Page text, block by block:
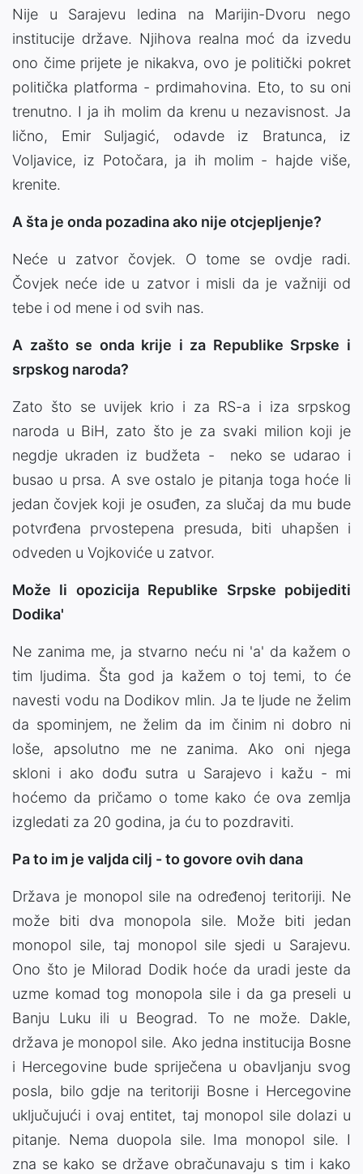
Nije u Sarajevu ledina na Marijin-Dvoru nego
institucije države. Njihova realna moć da izvedu
ono čime prijete je nikakva, ovo je politički pokret
politička platforma - prdimahovina. Eto, to su oni
trenutno. I ja ih molim da krenu u nezavisnost. Ja
lično, Emir Suljagić, odavde iz Bratunca, iz
Voljavice, iz Potočara, ja ih molim - hajde više,
krenite.
A šta je onda pozadina ako nije otcjepljenje?
Neće u zatvor čovjek. O tome se ovdje radi.
Čovjek neće ide u zatvor i misli da je važniji od
tebe i od mene i od svih nas.
A zašto se onda krije i za Republike Srpske i
srpskog naroda?
Zato što se uvijek krio i za RS-a i iza srpskog
naroda u BiH, zato što je za svaki milion koji je
negdje ukraden iz budžeta - neko se udarao i
busao u prsa. A sve ostalo je pitanja toga hoće li
jedan čovjek koji je osuđen, za slučaj da mu bude
potvrđena prvostepena presuda, biti uhapšen i
odveden u Vojkoviće u zatvor.
Može li opozicija Republike Srpske pobijediti
Dodika'
Ne zanima me, ja stvarno neću ni 'a' da kažem o
tim ljudima. Šta god ja kažem o toj temi, to će
navesti vodu na Dodikov mlin. Ja te ljude ne želim
da spominjem, ne želim da im činim ni dobro ni
loše, apsolutno me ne zanima. Ako oni njega
skloni i ako dođu sutra u Sarajevo i kažu - mi
hoćemo da pričamo o tome kako će ova zemlja
izgledati za 20 godina, ja ću to pozdraviti.
Pa to im je valjda cilj -to govore ovih dana
Država je monopol sile na određenoj teritoriji. Ne
može biti dva monopola sile. Može biti jedan
monopol sile, taj monopol sile sjedi u Sarajevu.
Ono što je Milorad Dodik hoće da uradi jeste da
uzme komad tog monopola sile i da ga preseli u
Banju Luku ili u Beograd. To ne može. Dakle,
država je monopol sile. Ako jedna institucija Bosne
i Hercegovine bude spriječena u obavljanju svog
posla, bilo gdje na teritoriji Bosne i Hercegovine
uključujući i ovaj entitet, taj monopol sile dolazi u
pitanje. Nema duopola sile. Ima monopol sile. I
zna se kako se države obračunavaju s tim i kako